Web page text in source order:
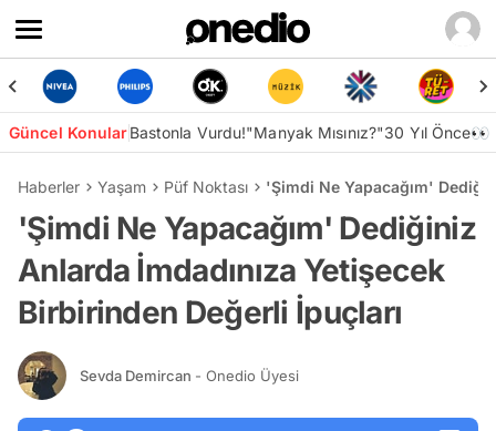
Güncel KonularBastonla Vurdu!"Manyak Mısınız?"30 Yıl Önce👀
Haberler Yaşam Püf Noktası 'Şimdi Ne Yapacağım'
'Şimdi Ne Yapacağım' Dediğiniz
Anlarda İmdadınıza Yetişecek
Birbirinden Değerli İpuçları
Sevda Demircan - Onedio Üyesi